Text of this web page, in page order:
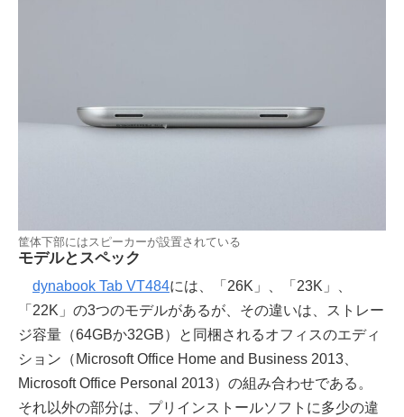
筐体下部にはスピーカーが設置されている
モデルとスペック
dynabook Tab VT484には、「26K」、「23K」、
「22K」の3つのモデルがあるが、その違いは、ストレー
ジ容量（64GBか32GB）と同梱されるオフィスのエディ
ション（Microsoft Office Home and Business 2013、
Microsoft Office Personal 2013）の組み合わせである。
それ以外の部分は、プリインストールソフトに多少の違